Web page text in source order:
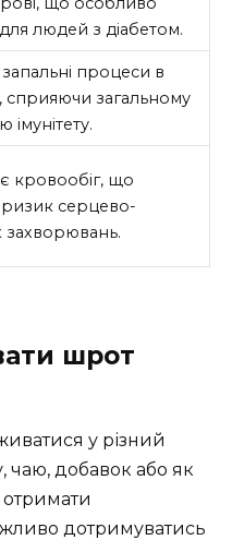
людей з діабетом.
процеси в
сприяючи загальному
імунітету.
кровообіг, що
серцево-
захворювань.
шрот
у різний
чаю, добавок або як
дотримуватись